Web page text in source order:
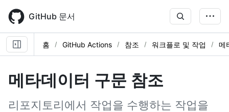
main
content
GitHub 문서
홈 GitHub Actions 참조 워크플로 및 작업 메
메타데이터 구문 참조
리포지토리에서 작업을 수행하는 작업을